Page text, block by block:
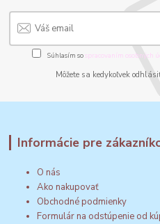
Súhlasím sospracovaním osobných
Môžete sa kedykoľvek
Informácie pre
O nás
Ako nakupovať
Obchodné podmienky
Formulár na odstúpenie od